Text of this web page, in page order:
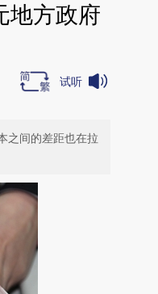
地方政府
试听
之间的差距也在拉